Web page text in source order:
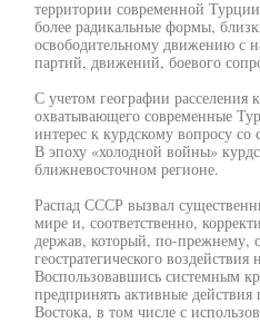
территории современной
более радикальные формы,
освободительному движению с
партий, движений, боевого
С учетом географии расселения
охватывающего современные
интерес к курдскому вопросу
В эпоху «холодной войны»
ближневосточном регионе.
Распад СССР вызвал
мире и, соответственно,
держав, который, по-прежнему,
геостратегического
Воспользовавшись системным
предпринять активные
Востока, в том числе с